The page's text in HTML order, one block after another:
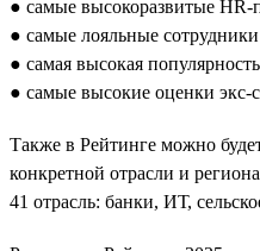
● самые высокоразвитые HR-
● самые лояльные сотрудники
● самая высокая
● самые высокие оценки экс-
Также в Рейтинге можно
конкретной отрасли и
41 отрасль: банки, ИТ,